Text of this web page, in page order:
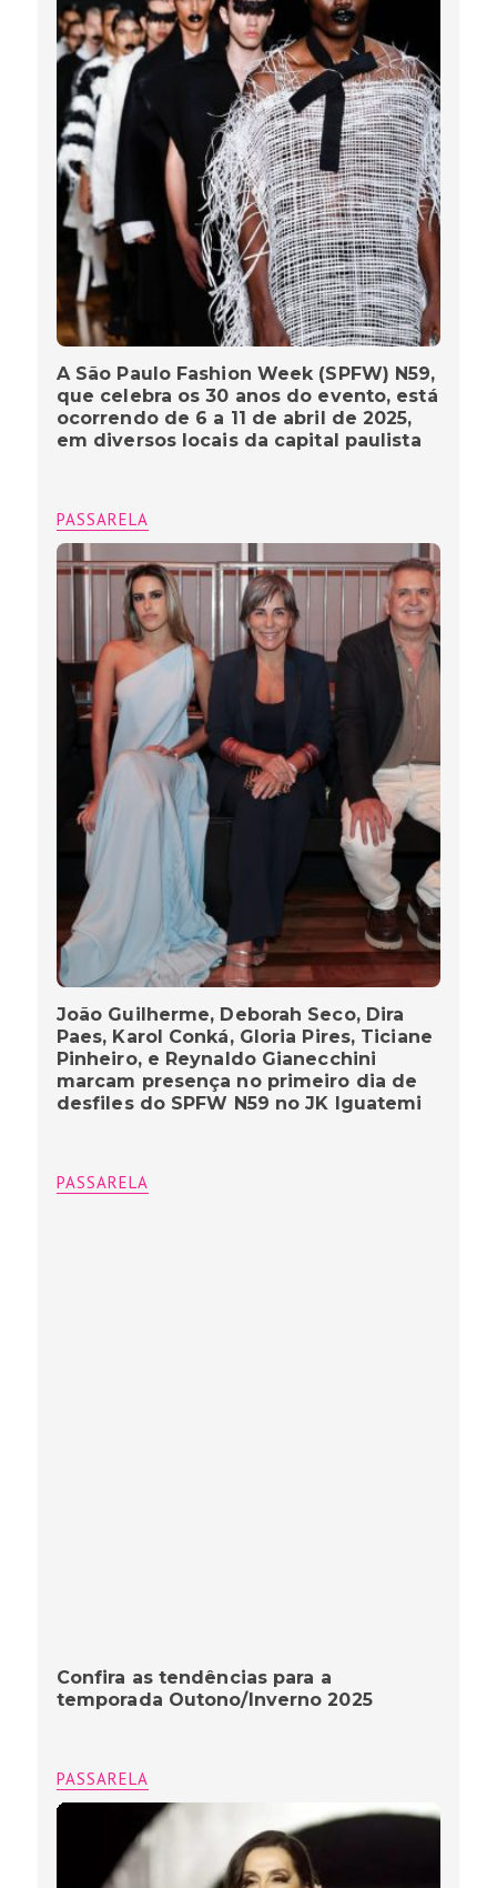
A São Paulo Fashion Week (SPFW) N59,
que celebra os 30 anos do evento, está
ocorrendo de 6 a 11 de abril de 2025,
em diversos locais da capital paulista
PASSARELA
João Guilherme, Deborah Seco, Dira
Paes, Karol Conká, Gloria Pires, Ticiane
Pinheiro, e Reynaldo Gianecchini
marcam presença no primeiro dia de
desfiles do SPFW N59 no JK Iguatemi
PASSARELA
Confira as tendências para a
temporada Outono/Inverno 2025
PASSARELA